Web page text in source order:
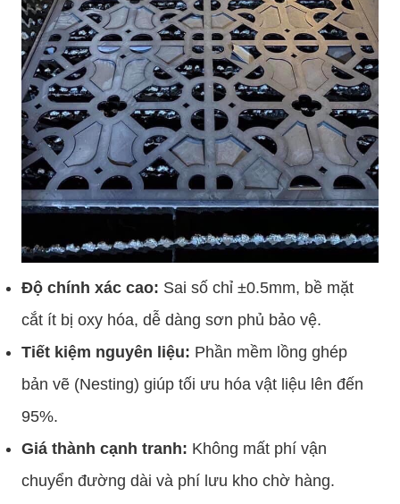
Độ chính xác cao: Sai số chỉ ±0.5mm, bề mặt
cắt ít bị oxy hóa, dễ dàng sơn phủ bảo vệ.
Tiết kiệm nguyên liệu: Phần mềm lồng ghép
bản vẽ (Nesting) giúp tối ưu hóa vật liệu lên đến
95%.
Giá thành cạnh tranh: Không mất phí vận
chuyển đường dài và phí lưu kho chờ hàng.